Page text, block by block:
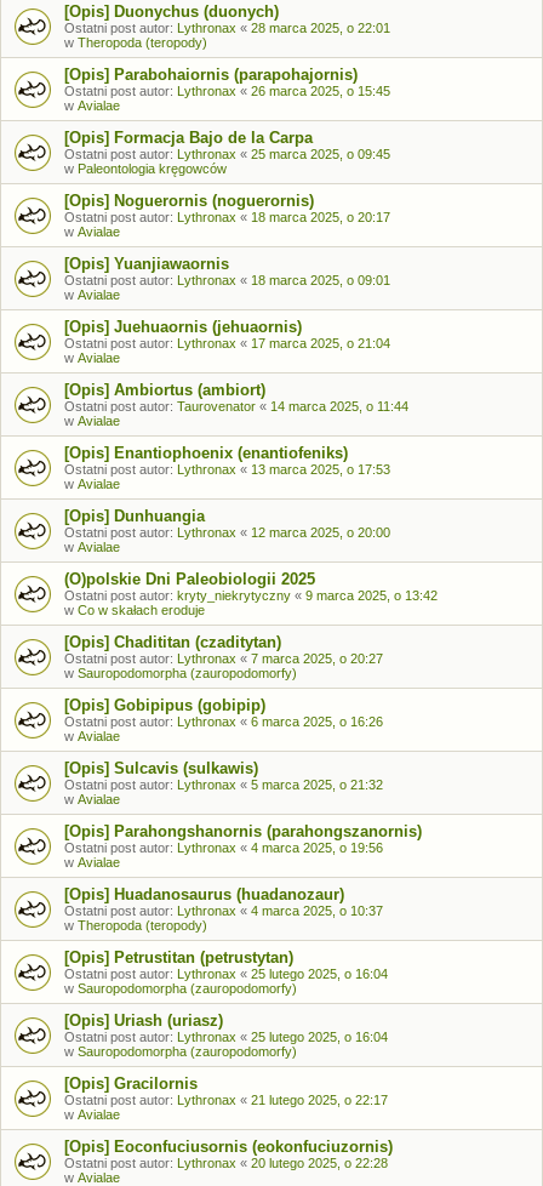
[Opis] Duonychus (duonych)
Ostatni post autor: Lythronax « 28 marca 2025, o 22:01
w Theropoda (teropody)
[Opis] Parabohaiornis (parapohajornis)
Ostatni post autor: Lythronax « 26 marca 2025, o 15:45
w Avialae
[Opis] Formacja Bajo de la Carpa
Ostatni post autor: Lythronax « 25 marca 2025, o 09:45
w Paleontologia kręgowców
[Opis] Noguerornis (noguerornis)
Ostatni post autor: Lythronax « 18 marca 2025, o 20:17
w Avialae
[Opis] Yuanjiawaornis
Ostatni post autor: Lythronax « 18 marca 2025, o 09:01
w Avialae
[Opis] Juehuaornis (jehuaornis)
Ostatni post autor: Lythronax « 17 marca 2025, o 21:04
w Avialae
[Opis] Ambiortus (ambiort)
Ostatni post autor: Taurovenator « 14 marca 2025, o 11:44
w Avialae
[Opis] Enantiophoenix (enantiofeniks)
Ostatni post autor: Lythronax « 13 marca 2025, o 17:53
w Avialae
[Opis] Dunhuangia
Ostatni post autor: Lythronax « 12 marca 2025, o 20:00
w Avialae
(O)polskie Dni Paleobiologii 2025
Ostatni post autor: kryty_niekrytyczny « 9 marca 2025, o 13:42
w Co w skałach eroduje
[Opis] Chadititan (czaditytan)
Ostatni post autor: Lythronax « 7 marca 2025, o 20:27
w Sauropodomorpha (zauropodomorfy)
[Opis] Gobipipus (gobipip)
Ostatni post autor: Lythronax « 6 marca 2025, o 16:26
w Avialae
[Opis] Sulcavis (sulkawis)
Ostatni post autor: Lythronax « 5 marca 2025, o 21:32
w Avialae
[Opis] Parahongshanornis (parahongszanornis)
Ostatni post autor: Lythronax « 4 marca 2025, o 19:56
w Avialae
[Opis] Huadanosaurus (huadanozaur)
Ostatni post autor: Lythronax « 4 marca 2025, o 10:37
w Theropoda (teropody)
[Opis] Petrustitan (petrustytan)
Ostatni post autor: Lythronax « 25 lutego 2025, o 16:04
w Sauropodomorpha (zauropodomorfy)
[Opis] Uriash (uriasz)
Ostatni post autor: Lythronax « 25 lutego 2025, o 16:04
w Sauropodomorpha (zauropodomorfy)
[Opis] Gracilornis
Ostatni post autor: Lythronax « 21 lutego 2025, o 22:17
w Avialae
[Opis] Eoconfuciusornis (eokonfuciuzornis)
Ostatni post autor: Lythronax « 20 lutego 2025, o 22:28
w Avialae